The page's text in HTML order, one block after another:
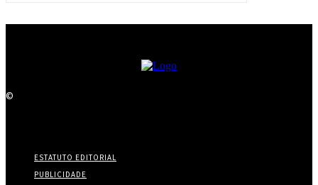
©
ESTATUTO EDITORIAL
PUBLICIDADE